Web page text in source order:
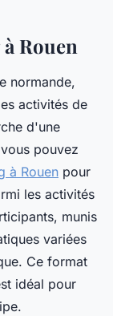
Rouen
normande,
activités de
d'une
pouvez
à Rouen pour
les activités
munis
variées
Ce format
idéal pour